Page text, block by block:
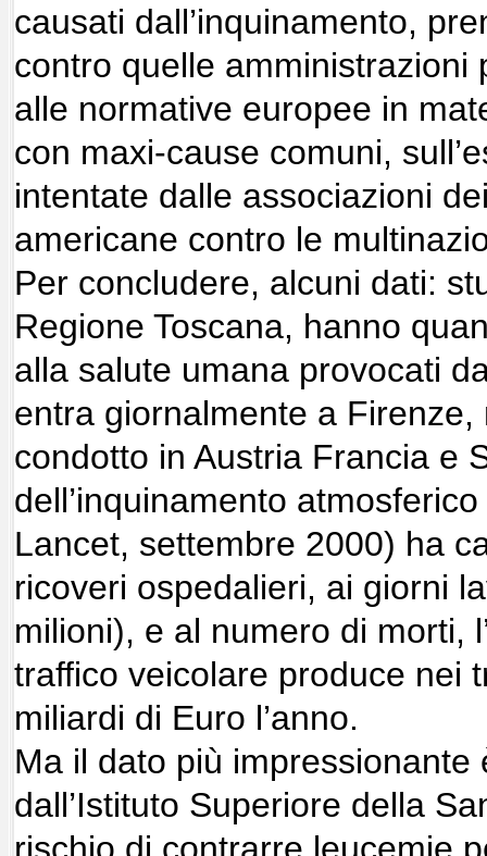
causati dall’inquinamento,
contro quelle amministrazioni
alle normative europee in
con maxi-cause comuni,
intentate dalle associazioni
americane contro le
Per concludere, alcuni dati:
Regione Toscana, hanno
alla salute umana provocati
entra giornalmente a
condotto in Austria Francia e
dell’inquinamento
Lancet, settembre 2000) ha
ricoveri ospedalieri, ai giorni
milioni), e al numero di morti,
traffico veicolare produce nei
miliardi di Euro l’anno.
Ma il dato più impressionante
dall’Istituto Superiore della